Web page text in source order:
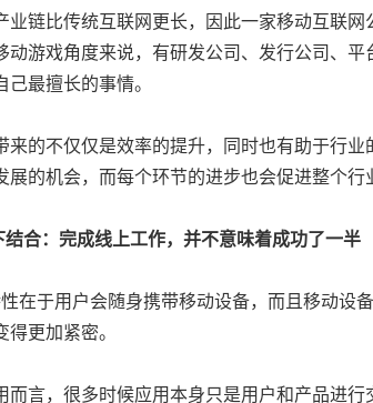
链比传统互联网更长，因此一家移动互联网
动游戏角度来说，有研发公司、发行公司、
最擅长的事情。
的不仅仅是效率的提升，同时也有助于行业
的机会，而每个环节的进步也会促进整个行
合：完成线上工作，并不意味着成功了一半
于用户会随身携带移动设备，而且移动设
更加紧密。
言，很多时候应用本身只是用户和产品进行